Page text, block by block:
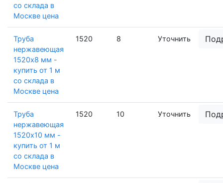
со склада в
Москве цена
Труба
нержавеющая
1520х8 мм -
купить от 1 м
со склада в
Москве цена
1520 8 Уточнить
Труба
нержавеющая
1520х10 мм -
купить от 1 м
со склада в
Москве цена
1520 10 Уточнить